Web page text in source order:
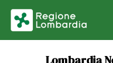
Lombardia